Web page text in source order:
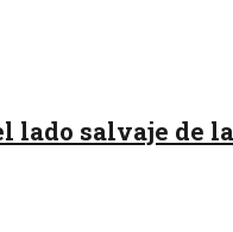
salvaje de